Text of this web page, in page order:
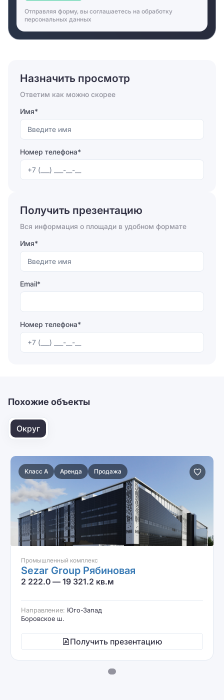
Отправляя форму, вы соглашаетесь на обработку
персональных данных
Назначить просмотр
Ответим как можно скорее
Имя*
Номер телефона*
Отправить
Получить презентацию
Вся информация о площади в удобном формате
Имя*
Email*
Номер телефона*
Похожие объекты
Округ
Класс A Аренда Продажа
Промышленный комплекс
Sezar Group Рябиновая
2 222.0 — 19 321.2 кв.м
Направление: Юго-Запад
Боровское ш.
Получить презентацию